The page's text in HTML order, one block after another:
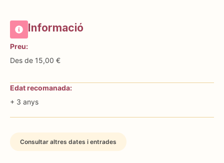
Informació
Preu:
Des de 15,00 €
Edat recomanada:
+ 3 anys
Consultar altres dates i entrades